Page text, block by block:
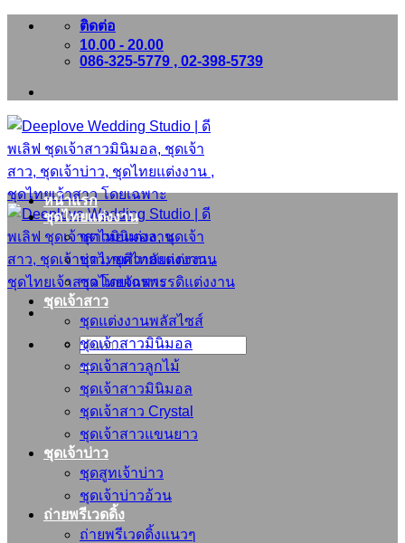
ข้าม
เนื้อหา
ติดต่อ
10.00 - 20.00
086-325-5779 , 02-398-5739
ค้นหา:
หน้าแรก
ชุดไทยแต่งงาน
ชุดไทยแต่งงาน
ชุดไทยศิวาลัยแต่งงาน
ชุดไทยจักรพรรดิแต่งงาน
ชุดเจ้าสาว
ชุดแต่งงานพลัสไซส์
ชุดเจ้าสาวมินิมอล
ชุดเจ้าสาวลูกไม้
ชุดเจ้าสาวมินิมอล
ชุดเจ้าสาว Crystal
ชุดเจ้าสาวแขนยาว
ชุดเจ้าบ่าว
ชุดสูทเจ้าบ่าว
ชุดเจ้าบ่าวอ้วน
ถ่ายพรีเวดดิ้ง
ถ่ายพรีเวดดิ้งแนวๆ